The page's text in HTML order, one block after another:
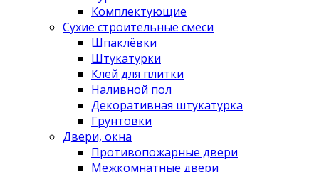
Комплектующие
Сухие строительные смеси
Шпаклёвки
Штукатурки
Клей для плитки
Наливной пол
Декоративная штукатурка
Грунтовки
Двери, окна
Противопожарные двери
Межкомнатные двери